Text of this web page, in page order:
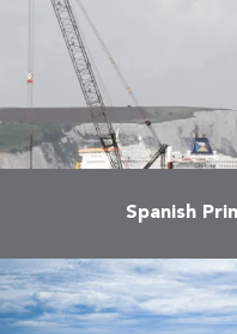
succesvol
ontwikkelde
Meer
Spanish
De haven van
Herbosch-Kiere de
het bergen en deels